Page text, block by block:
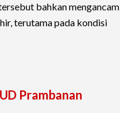
bahkan mengancam
terutama pada kondisi
Prambanan